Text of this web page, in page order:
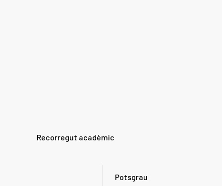
Recorregut acadèmic
Potsgrau